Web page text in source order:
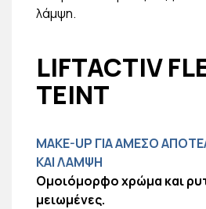
λάμψη.
LIFTACTIV
TEINT
MAKE-UP ΓΙΑ ΑΜΕΣΟ
ΚΑΙ ΛΑΜΨΗ
Ομοιόμορφο χρώμα και
μειωμένες.